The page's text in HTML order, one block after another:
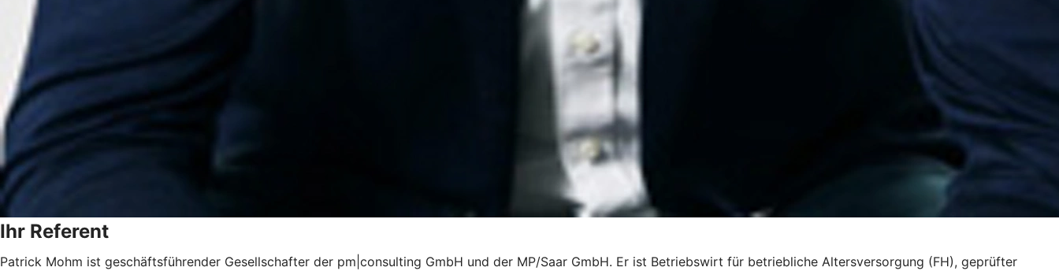
Ihr Referent
Patrick Mohm ist geschäftsführender Gesellschafter der pm|consulting GmbH und der MP/Saar GmbH. Er ist Betriebswirt für betriebliche Altersversorgung (FH), geprüfter